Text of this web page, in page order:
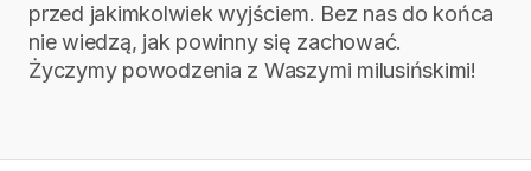
przed jakimkolwiek wyjściem. Bez nas do końca
nie wiedzą, jak powinny się zachować.
Życzymy powodzenia z Waszymi milusińskimi!